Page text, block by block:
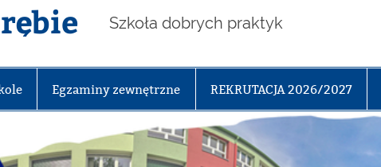
Szkoła dobrych praktyk
Egzaminy zewnętrzne REKRUTACJA 2026/2027